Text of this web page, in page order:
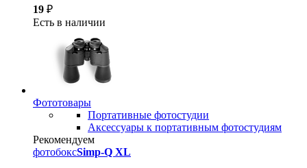
19 ₽
Есть в наличии
Фототовары
Портативные фотостудии
Аксессуары к портативным фотостудиям
Рекомендуем
фотобоксSimp-Q XL